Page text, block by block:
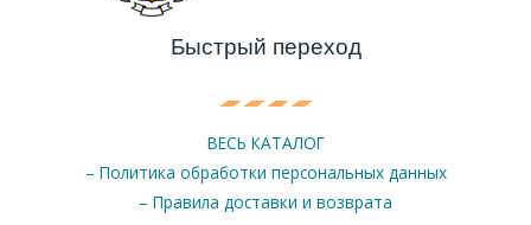
Быстрый переход
ВЕСЬ КАТАЛОГ
– Политика обработки персональных данных
– Правила доставки и возврата